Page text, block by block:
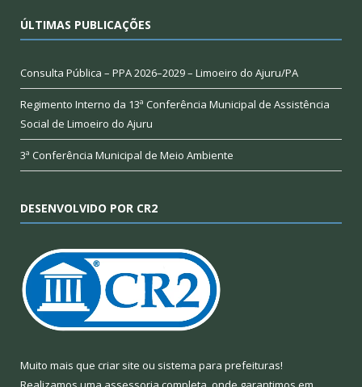
ÚLTIMAS PUBLICAÇÕES
Consulta Pública – PPA 2026–2029 – Limoeiro do Ajuru/PA
Regimento Interno da 13ª Conferência Municipal de Assistência
Social de Limoeiro do Ajuru
3ª Conferência Municipal de Meio Ambiente
DESENVOLVIDO POR CR2
Muito mais que criar site ou sistema para prefeituras!